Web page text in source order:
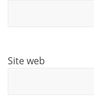
Site web